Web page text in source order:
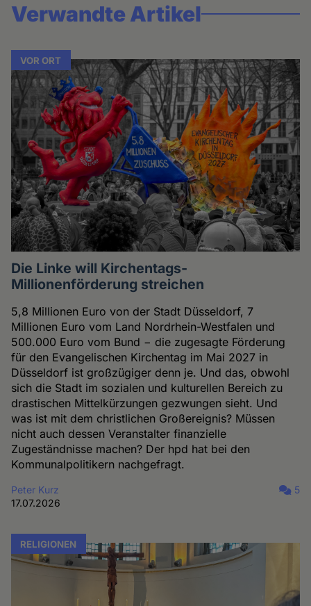
Verwandte Artikel
VOR ORT
Die Linke will Kirchentags-
Millionenförderung streichen
5,8 Millionen Euro von der Stadt Düsseldorf, 7
Millionen Euro vom Land Nordrhein-Westfalen und
500.000 Euro vom Bund − die zugesagte Förderung
für den Evangelischen Kirchentag im Mai 2027 in
Düsseldorf ist großzügiger denn je. Und das, obwohl
sich die Stadt im sozialen und kulturellen Bereich zu
drastischen Mittelkürzungen gezwungen sieht. Und
was ist mit dem christlichen Großereignis? Müssen
nicht auch dessen Veranstalter finanzielle
Zugeständnisse machen? Der hpd hat bei den
Kommunalpolitikern nachgefragt.
Peter Kurz
17.07.2026
5
RELIGIONEN